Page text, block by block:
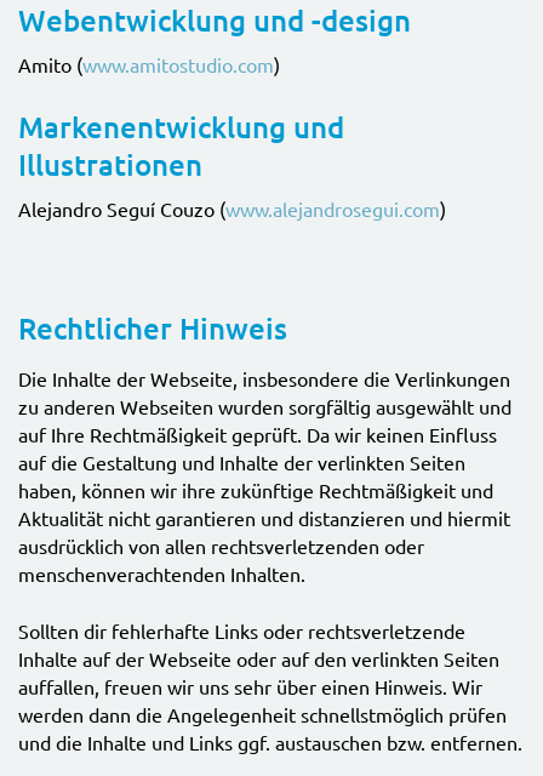
Webentwicklung und -design
Amito (www.amitostudio.com)
Markenentwicklung und
Illustrationen
Alejandro Seguí Couzo (www.alejandrosegui.com)
Rechtlicher Hinweis
Die Inhalte der Webseite, insbesondere die Verlinkungen
zu anderen Webseiten wurden sorgfältig ausgewählt und
auf Ihre Rechtmäßigkeit geprüft. Da wir keinen Einfluss
auf die Gestaltung und Inhalte der verlinkten Seiten
haben, können wir ihre zukünftige Rechtmäßigkeit und
Aktualität nicht garantieren und distanzieren und hiermit
ausdrücklich von allen rechtsverletzenden oder
menschenverachtenden Inhalten.
Sollten dir fehlerhafte Links oder rechtsverletzende
Inhalte auf der Webseite oder auf den verlinkten Seiten
auffallen, freuen wir uns sehr über einen Hinweis. Wir
werden dann die Angelegenheit schnellstmöglich prüfen
und die Inhalte und Links ggf. austauschen bzw. entfernen.